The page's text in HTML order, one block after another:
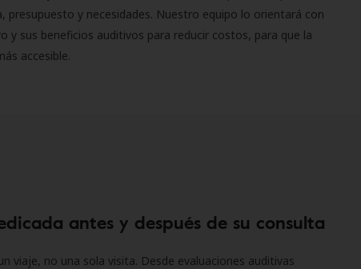
presupuesto y necesidades. Nuestro equipo lo orientará con
y sus beneficios auditivos para reducir costos, para que la
accesible.
antes y después de su consulta
viaje, no una sola visita. Desde evaluaciones auditivas